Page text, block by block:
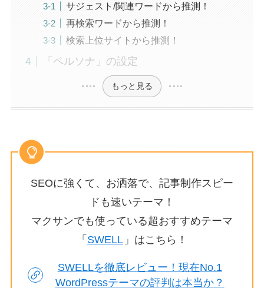
サジェスト/関連ワードから推測！
再検索ワードから推測！
検索上位サイトから推測！
「ペルソナ」の設定
もっと見る
SEOに強くて、お洒落で、記事制作スピー
ドも速いテーマ！
マクサンでも使っている超おすすめテーマ
「 SWELL 」はこちら！
SWELLを徹底レビュー！現在No.1
WordPressテーマの評判は本当か？